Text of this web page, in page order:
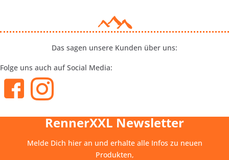
Das sagen unsere Kunden über uns:
Folge uns auch auf Social Media:
RennerXXL Newsletter
Melde Dich hier an und erhalte alle Infos zu neuen
Produkten,